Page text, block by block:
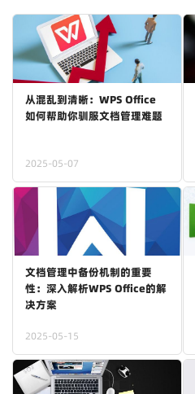
从混乱到清晰：WPS Office
如何帮助你驯服文档管理难题
2025-05-07
文档管理中备份机制的重要
性：深入解析WPS Office的解
决方案
2025-05-15